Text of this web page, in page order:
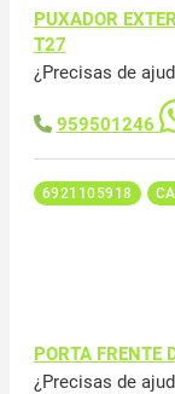
PUXADOR
T27
¿Precisas de
959501246
6921105918
PORTA FRENTE
¿Precisas de